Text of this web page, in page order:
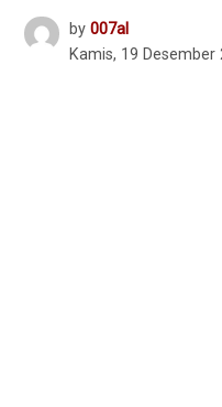
by 007al
Kamis, 19 Desember